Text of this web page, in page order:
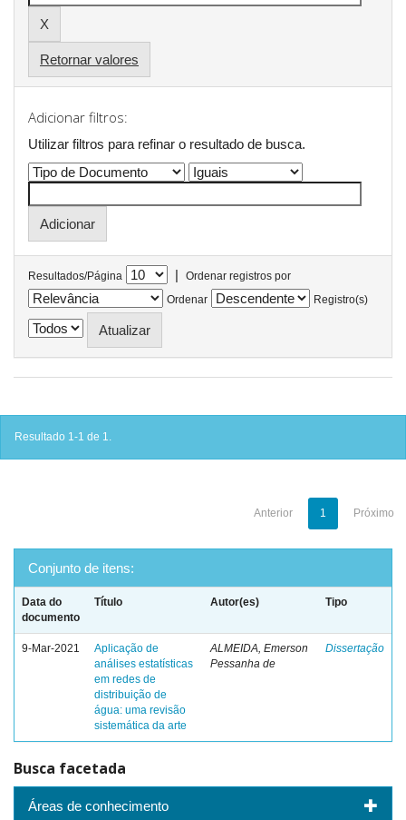
Retornar valores
Adicionar filtros:
Utilizar filtros para refinar o resultado de busca.
Resultados/Página |
Ordenar registros por
Ordenar
Registro(s)
Resultado 1-1 de 1.
Anterior 1 Próximo
Conjunto de itens:
Data do
documento
Título Autor(es) Tipo
9-Mar-2021
Aplicação de
análises estatísticas
em redes de
distribuição de
água: uma revisão
sistemática da arte
ALMEIDA, Emerson
Pessanha de
Dissertação
Busca facetada
Áreas de conhecimento